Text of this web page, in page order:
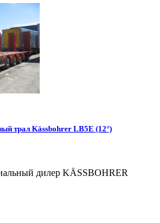
трал Kässbohrer LB5E (12°)
дилер KÄSSBOHRER